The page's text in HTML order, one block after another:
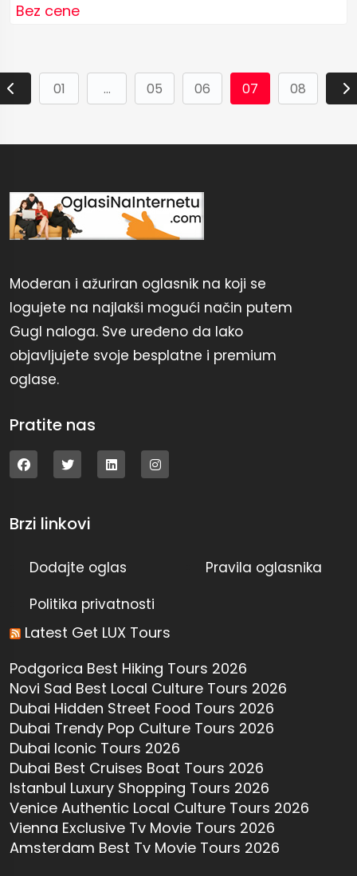
Bez cene
01 ... 05 06 07 08
Moderan i ažuriran oglasnik na koji se
logujete na najlakši mogući način putem
Gugl naloga. Sve uređeno da lako
objavljujete svoje besplatne i premium
oglase.
Pratite nas
Brzi linkovi
Dodajte oglas
Politika privatnosti
Pravila oglasnika
Latest Get LUX Tours
Podgorica Best Hiking Tours 2026
Novi Sad Best Local Culture Tours 2026
Dubai Hidden Street Food Tours 2026
Dubai Trendy Pop Culture Tours 2026
Dubai Iconic Tours 2026
Dubai Best Cruises Boat Tours 2026
Istanbul Luxury Shopping Tours 2026
Venice Authentic Local Culture Tours 2026
Vienna Exclusive Tv Movie Tours 2026
Amsterdam Best Tv Movie Tours 2026